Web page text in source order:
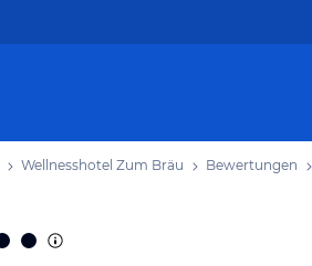
Wellnesshotel Zum Bräu Bewertungen